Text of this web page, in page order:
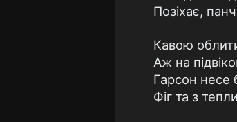
Позіхає,
Кавою
Аж на
Гарсон несе
Фіг та з